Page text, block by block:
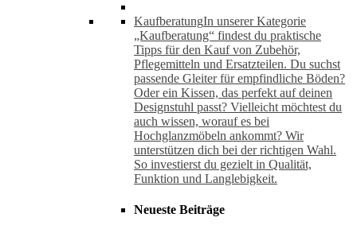
KaufberatungIn unserer Kategorie
„Kaufberatung“ findest du praktische
Tipps für den Kauf von Zubehör,
Pflegemitteln und Ersatzteilen. Du suchst
passende Gleiter für empfindliche Böden?
Oder ein Kissen, das perfekt auf deinen
Designstuhl passt? Vielleicht möchtest du
auch wissen, worauf es bei
Hochglanzmöbeln ankommt? Wir
unterstützen dich bei der richtigen Wahl.
So investierst du gezielt in Qualität,
Funktion und Langlebigkeit.
Neueste Beiträge